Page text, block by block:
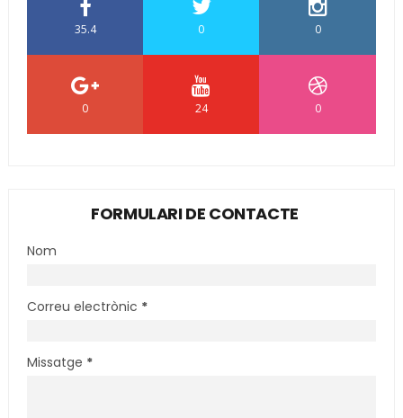
35.4 0 0
0 24 0
FORMULARI DE CONTACTE
Nom
Correu electrònic *
Missatge *